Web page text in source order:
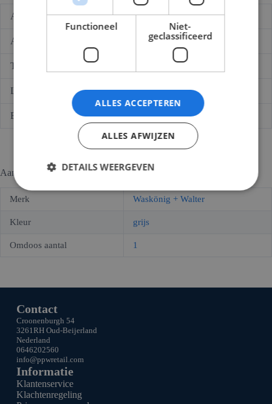
Aantal aders 4
Aderdikte 2,50 (mm²)
Type kabel/snoer
Lengte 25,00 (meter)
Brandklasse Dca
Aanvullende informatie
Merk Waskönig + Walter
Kleur grijs
Omdoos aantal 1
Contact
Croonenburgh 54
3261RH Oud-Beijerland
Nederland
0646202560
info@ppwretail.com
Informatie
Klantenservice
Klachtenregeling
Functioneel
Niet-
geclassificeerd
ALLES ACCEPTEREN
ALLES AFWIJZEN
DETAILS WEERGEVEN